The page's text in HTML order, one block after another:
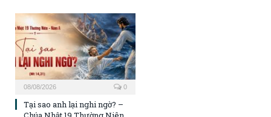
08/08/2026 0
Tại sao anh lại nghi ngờ? –